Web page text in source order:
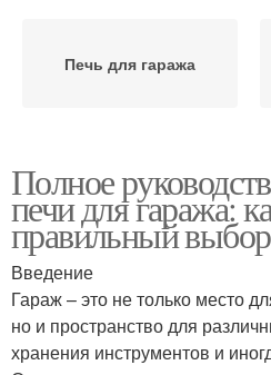
Печь для гаража
Печь на твердом
Гаражная печь
Полное
печи для гаража:
правильный выбор
Введение
Гараж – это не только место
но и пространство для
хранения инструментов и